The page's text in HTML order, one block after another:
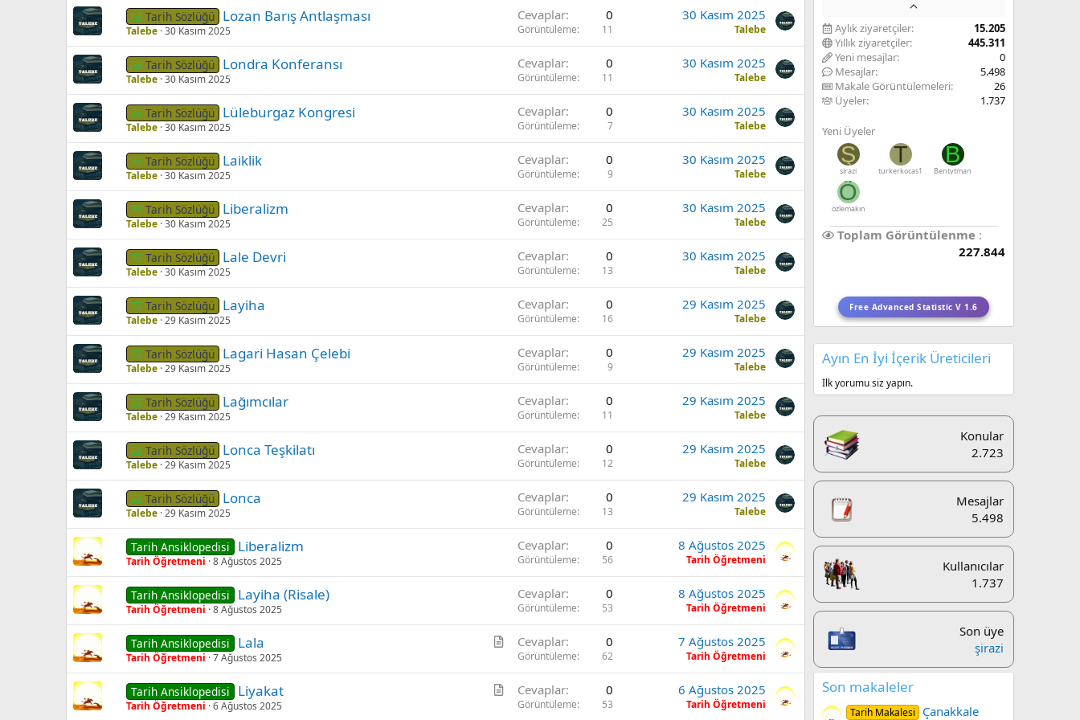
Tarih Sözlüğü Lozan Barış Antlaşması
Talebe 30 Kasım 2025
Cevaplar 0
Görüntüleme 11
30 Kasım 2025
Talebe
Tarih Sözlüğü Londra Konferansı
Talebe 30 Kasım 2025
Cevaplar 0
Görüntüleme 11
30 Kasım 2025
Talebe
Tarih Sözlüğü Lüleburgaz Kongresi
Talebe 30 Kasım 2025
Cevaplar 0
Görüntüleme 7
30 Kasım 2025
Talebe
Tarih Sözlüğü Laiklik
Talebe 30 Kasım 2025
Cevaplar 0
Görüntüleme 9
30 Kasım 2025
Talebe
Tarih Sözlüğü Liberalizm
Talebe 30 Kasım 2025
Cevaplar 0
Görüntüleme 25
30 Kasım 2025
Talebe
Tarih Sözlüğü Lale Devri
Talebe 30 Kasım 2025
Cevaplar 0
Görüntüleme 13
30 Kasım 2025
Talebe
Tarih Sözlüğü Layiha
Talebe 29 Kasım 2025
Cevaplar 0
Görüntüleme 16
29 Kasım 2025
Talebe
Tarih Sözlüğü Lagari Hasan Çelebi
Talebe 29 Kasım 2025
Cevaplar 0
Görüntüleme 9
29 Kasım 2025
Talebe
Tarih Sözlüğü Lağımcılar
Talebe 29 Kasım 2025
Cevaplar 0
Görüntüleme 11
29 Kasım 2025
Talebe
Tarih Sözlüğü Lonca Teşkilatı
Talebe 29 Kasım 2025
Cevaplar 0
Görüntüleme 12
29 Kasım 2025
Talebe
Tarih Sözlüğü Lonca
Talebe 29 Kasım 2025
Cevaplar 0
Görüntüleme 13
29 Kasım 2025
Talebe
Tarih Ansiklopedisi Liberalizm
Tarih Öğretmeni 8 Ağustos 2025
Cevaplar 0
Görüntüleme 56
8 Ağustos 2025
Tarih Öğretmeni
Tarih Ansiklopedisi Layiha (Risale)
Tarih Öğretmeni 8 Ağustos 2025
Cevaplar 0
Görüntüleme 53
8 Ağustos 2025
Tarih Öğretmeni
k
Tarih Ansiklopedisi Lala
Tarih Öğretmeni 7 Ağustos 2025
Cevaplar 0
Görüntüleme 62
7 Ağustos 2025
Tarih Öğretmeni
Tarih Ansiklopedisi Liyakat
Tarih Öğretmeni 6 Ağustos 2025
Cevaplar 0
Görüntüleme 53
6 Ağustos 2025
Tarih Öğretmeni
Aylık ziyaretçiler
15.205
Yıllık ziyaretçiler
445.311
Yeni mesajlar
0
Mesajlar
5.498
Makale Görüntülemeleri
26
Üyeler
1.737
Yeni Üyeler
Ş
şirazi
T
turkerkocas1
B
Bentytman
Ö
özlemakın
Toplam Görüntülenme
227.844
Free Advanced Statistic V 1.6
Ayın En İyi İçerik Üreticileri
İlk yorumu siz yapın.
Konular
2.723
Mesajlar
5.498
Kullanıcılar
1.737
Son üye
şirazi
Son makaleler
Tarih Makalesi
Çanakkale